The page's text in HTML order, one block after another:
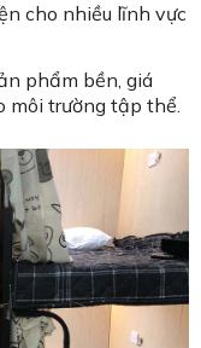
cho nhiều lĩnh vực
phẩm bền, giá
môi trường tập thể.